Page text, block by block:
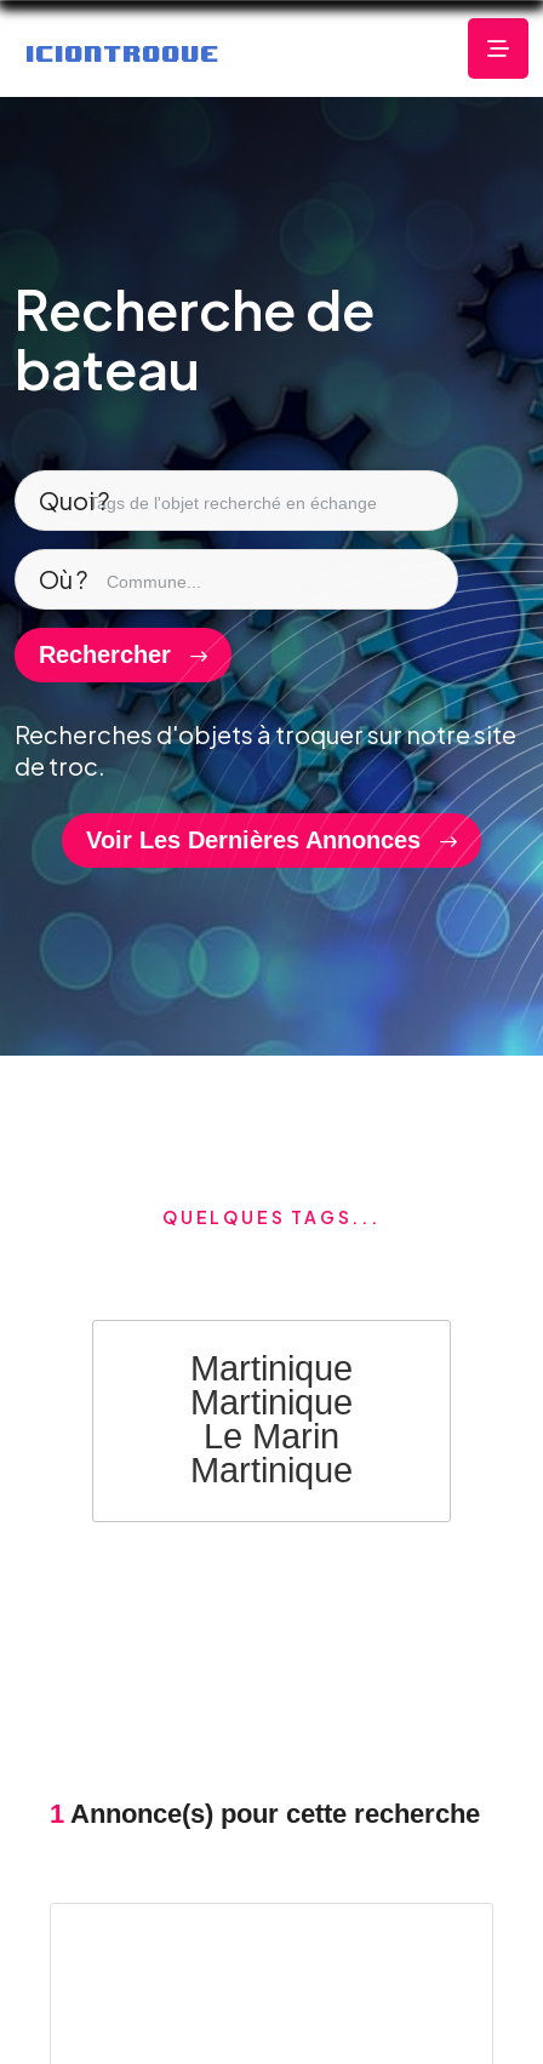
Recherche de
bateau
Quoi ?
Où ?
Rechercher
Recherches d'objets à troquer sur notre site
de troc.
Voir Les Dernières Annonces
QUELQUES TAGS...
Martinique
Martinique
Le Marin
Martinique
1 Annonce(s) pour cette recherche